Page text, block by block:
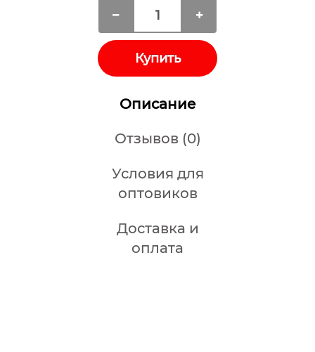
Купить
Описание
Отзывов (0)
Условия для
оптовиков
Доставка и
оплата